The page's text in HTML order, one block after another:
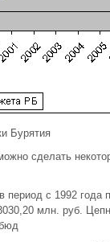
Бурятия
сделать
период с 1992 года
млн. руб.